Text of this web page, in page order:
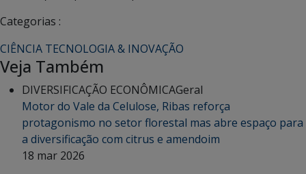
Categorias :
CIÊNCIA TECNOLOGIA & INOVAÇÃO
Veja Também
DIVERSIFICAÇÃO ECONÔMICAGeral
Motor do Vale da Celulose, Ribas reforça
protagonismo no setor florestal mas abre espaço para
a diversificação com citrus e amendoim
18 mar 2026